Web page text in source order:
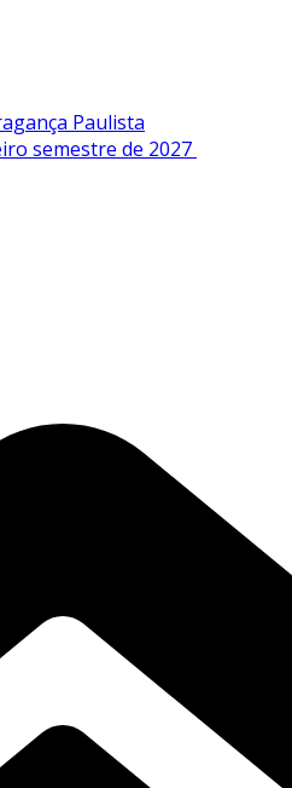
Paulista
semestre de 2027